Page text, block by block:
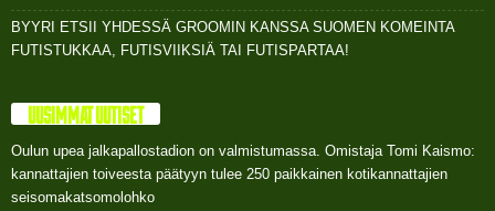
BYYRI ETSII YHDESSÄ GROOMIN KANSSA SUOMEN KOMEINTA
FUTISTUKKAA, FUTISVIIKSIÄ TAI FUTISPARTAA!
UUSIMMAT UUTISET
Oulun upea jalkapallostadion on valmistumassa. Omistaja Tomi Kaismo:
kannattajien toiveesta päätyyn tulee 250 paikkainen kotikannattajien
seisomakatsomolohko